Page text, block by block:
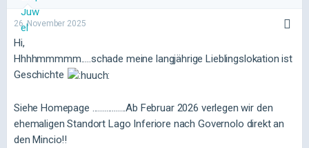
26. November 2025
Hi,
Hhhhmmmmm.....schade meine langjährige Lieblingslokation ist
Geschichte
Siehe Homepage .................Ab Februar 2026 verlegen wir den
ehemaligen Standort Lago Inferiore nach Governolo direkt an
den Mincio!!